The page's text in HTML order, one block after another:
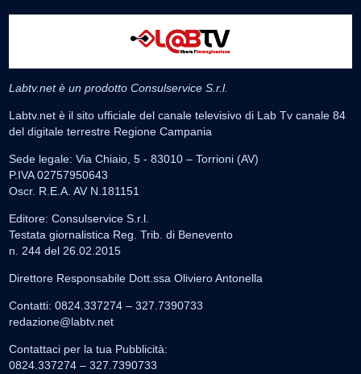
Labtv.net è un prodotto Consulservice S.r.l.
Labtv.net è il sito ufficiale del canale televisivo di Lab Tv canale 84
del digitale terrestre Regione Campania
Sede legale: Via Chiaio, 5 - 83010 – Torrioni (AV)
P.IVA 02757950643
Oscr. R.E.A. AV N.181151
Editore: Consulservice S.r.l.
Testata giornalistica Reg. Trib. di Benevento
n. 244 del 26.02.2015
Direttore Responsabile Dott.ssa Oliviero Antonella
Contatti: 0824.337274 – 327.7390733
redazione@labtv.net
Contattaci per la tua Pubblicità:
0824.337274 – 327.7390733